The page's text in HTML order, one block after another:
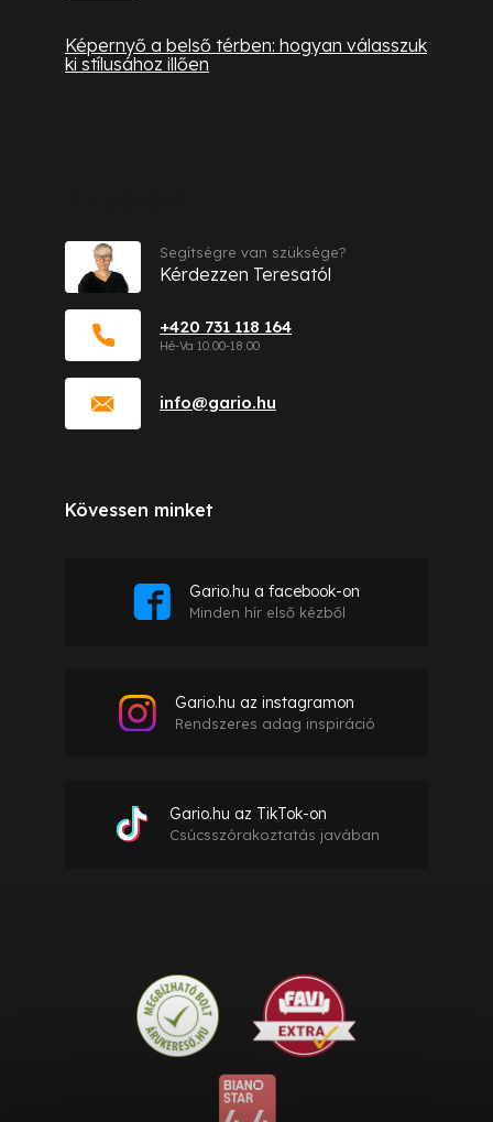
Képernyő a belső térben: hogyan válasszuk
ki stílusához illően
info@gario.hu
+420 731 118 164
Segítségre van szüksége?
Kérdezzen Teresatól
Kövessen minket
Gario.hu a facebook-on
Minden hír első kézből
Gario.hu az instagramon
Rendszeres adag inspiráció
Gario.hu az TikTok-on
Csúcsszórakoztatás javában